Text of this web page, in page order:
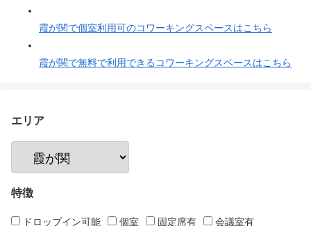
霞が関で個室利用可のコワーキングスペースはこちら
霞が関で無料で利用できるコワーキングスペースはこちら
エリア
特徴
ドロップイン可能 個室 固定席有
会議室有